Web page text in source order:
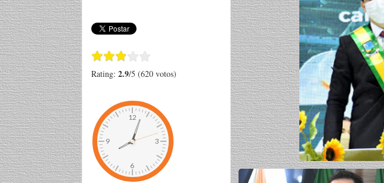
Rating: 2.9/5 (620 votos)